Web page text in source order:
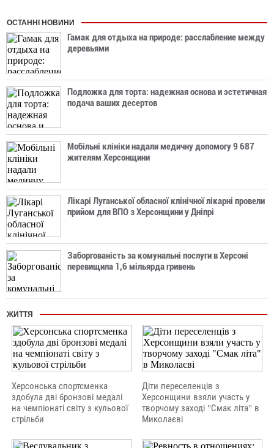
ОСТАННІ НОВИНИ
Гамак для отдыха на природе: расслабление между
деревьями
Подложка для торта: надежная основа и эстетичная
подача ваших десертов
Мобільні клініки надали медичну допомогу 9 687
жителям Херсонщини
Лікарі Луганської обласної клінічної лікарні провели
прийом для ВПО з Херсонщини у Дніпрі
Заборгованість за комунальні послуги в Херсоні
перевищила 1,6 мільярда гривень
ЖИТТЯ
Херсонська спортсменка
здобула дві бронзові медалі
на чемпіонаті світу з кульової
стрільби
Діти переселенців з
Херсонщини взяли участь у
творчому заході "Смак літа" в
Миколаєві